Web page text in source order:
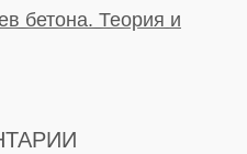
бетона. Теория и